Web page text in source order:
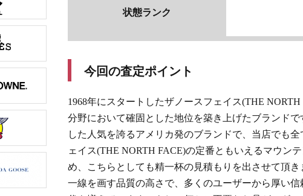
状態ランク
今回の査定ポイント
1968年にスタートしたザノースフェイス(THE NORTH
分野において確固とした地位を築き上げたブランド
した人気を誇るアメリカ発のブランドで、当店でも
ェイス(THE NORTH FACE)の定番ともいえるマウン
め、こちらとしても精一杯の見積もりを出させて頂き
一線を画す品質の高さで、多くのユーザーから厚い